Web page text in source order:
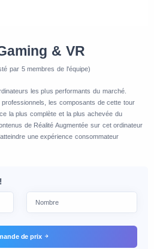
& VR
par 5 membres de l'équipe)
les plus performants du marché.
les composants de cette tour
la plus complète et la plus achevée du
de Réalité Augmentée sur cet ordinateur
une expérience consommateur
de prix